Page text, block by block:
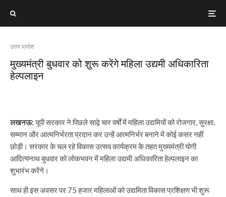
उत्तर प्रदेश
मुख्यमंत्री बुधवार को शुरू करेंगे महिला उद्यमी अधिकारिता
हेल्पलाइन
लखनऊ:यूपी सरकार ने पिछले साढ़े चार वर्षों में महिला उद्यमियों को रोजगार, सुरक्षा,
सम्मान और आत्मनिर्भरता प्रदान कर उन्हें आत्मनिर्भर बनाने में कोई कसर नहीं
छोड़ी। सरकार के चल रहे विकास उत्सव कार्यक्रम के तहत मुख्यमंत्री योगी
आदित्यनाथ बुधवार को लोकभवन में महिला उद्यमी अधिकारिता हेल्पलाइन का
शुभारंभ करेंगे।
साथ ही इस अवसर पर 75 हजार महिलाओं को उद्यमिता विकास प्रशिक्षण भी शुरू